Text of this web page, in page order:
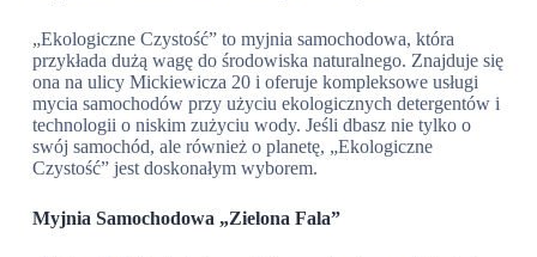
„Ekologiczne Czystość” to myjnia samochodowa, która
przykłada dużą wagę do środowiska naturalnego. Znajduje się
ona na ulicy Mickiewicza 20 i oferuje kompleksowe usługi
mycia samochodów przy użyciu ekologicznych detergentów i
technologii o niskim zużyciu wody. Jeśli dbasz nie tylko o
swój samochód, ale również o planetę, „Ekologiczne
Czystość” jest doskonałym wyborem.
Myjnia Samochodowa „Zielona Fala”